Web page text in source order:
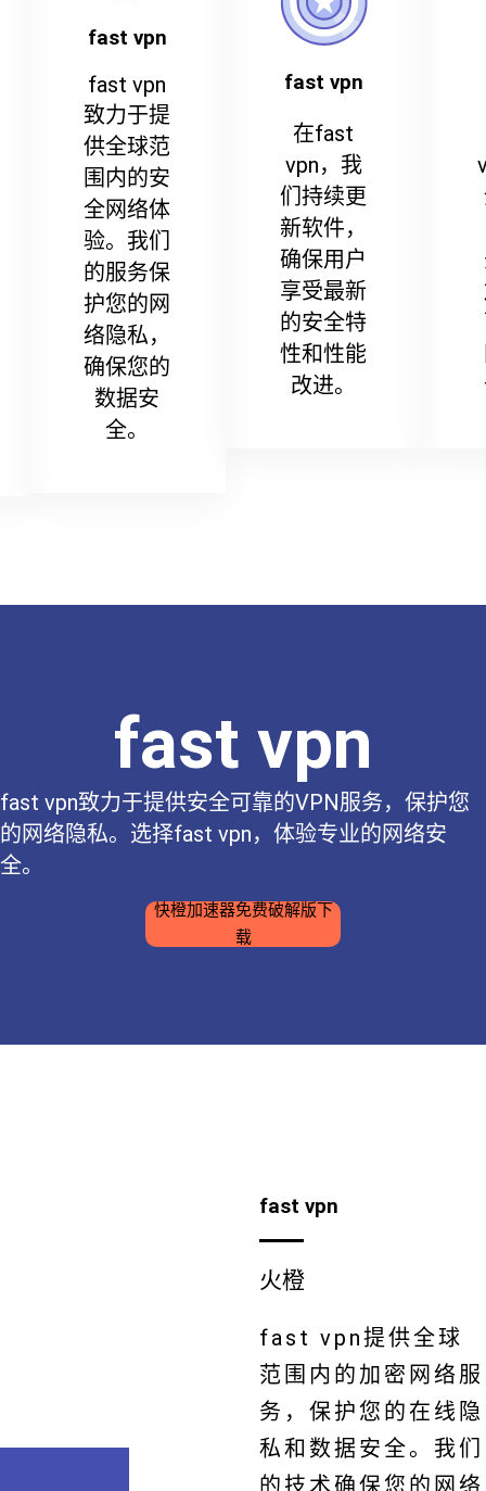
fast vpn
fast vpn
致力于提
供全球范
围内的安
全网络体
验。我们
的服务保
护您的网
络隐私，
确保您的
数据安
全。
fast vpn
在fast
vpn，我
们持续更
新软件，
确保用户
享受最新
的安全特
性和性能
改进。
fast vpn
fast vpn致力于提供安全可靠的VPN服务，保护您
的网络隐私。选择fast vpn，体验专业的网络安
全。
快橙加速器免费破解版下
载
fast vpn
火橙
fast vpn提供全球
范围内的加密网络服
务，保护您的在线隐
私和数据安全。我们
的技术确保您的网络